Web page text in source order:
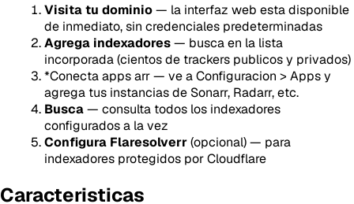
Visita tu dominio— la interfaz web esta disponible
de inmediato, sin credenciales predeterminadas
Agrega indexadores— busca en la lista
incorporada (cientos de trackers publicos y privados)
*Conecta appsarr— ve a Configuracion > Apps y
agrega tus instancias de Sonarr, Radarr, etc.
Busca— consulta todos los indexadores
configurados a la vez
Configura Flaresolverr(opcional) — para
indexadores protegidos por Cloudflare
Caracteristicas